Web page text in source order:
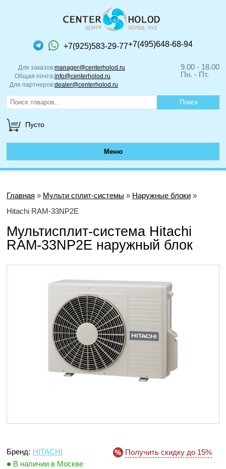
+7(925)583-29-77+7(495)648-68-94
Для заказов:manager@centerholod.ru
Общая почта:info@centerholod.ru
Для партнеров:dealer@centerholod.ru
9.00 - 18.00
Пн. - Пт.
Пусто
Меню
Главная » Мульти сплит-системы » Наружные блоки»
Hitachi RAM-33NP2E
Мультисплит-система Hitachi
RAM-33NP2E наружный блок
Бренд: HITACHI
В наличии в Москве
Получить скидку до 15%